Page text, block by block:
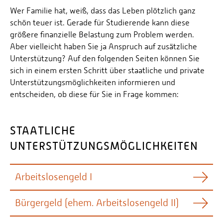
Personalvertretungen
Schwerbehindertenvertretungen
Informationssicherheit
Personalentwicklung
Personensuche
Wer Familie hat, weiß, dass das Leben plötzlich ganz
schön teuer ist. Gerade für Studierende kann diese
größere finanzielle Belastung zum Problem werden.
Aber vielleicht haben Sie ja Anspruch auf zusätzliche
Unterstützung? Auf den folgenden Seiten können Sie
sich in einem ersten Schritt über staatliche und private
Unterstützungsmöglichkeiten informieren und
entscheiden, ob diese für Sie in Frage kommen:
STAATLICHE
UNTERSTÜTZUNGSMÖGLICHKEITEN
Arbeitslosengeld I
Die Sozialgesetze, worunter auch die Regelungen
zum Arbeitslosengeld I (ALG I) fallen, sind komplex
Bürgergeld (ehem. Arbeitslosengeld II)